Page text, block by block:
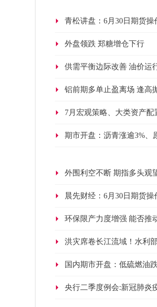
青松讲盘：6月30日期货操
外盘领跌 郑糖增仓下行
供需平衡边际改善 油价运
铝前期多单止盈离场 逢高
7月宏观策略、大类资产配
期市开盘：沥青涨逾3%、
外围利空不断 期指多头观
晨先财经：6月30日期货操
环保限产力度增强 能否推
洪灾席卷长江流域！水利
国内期市开盘：低硫燃油
央行二季度例会:新冠肺炎